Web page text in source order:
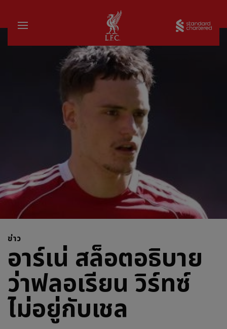
บ้าน
ข่าว
อาร์เน่ สล็อตอธิบาย
ว่าฟลอเรียน วิร์ทซ์
ไม่อยู่กับเชล